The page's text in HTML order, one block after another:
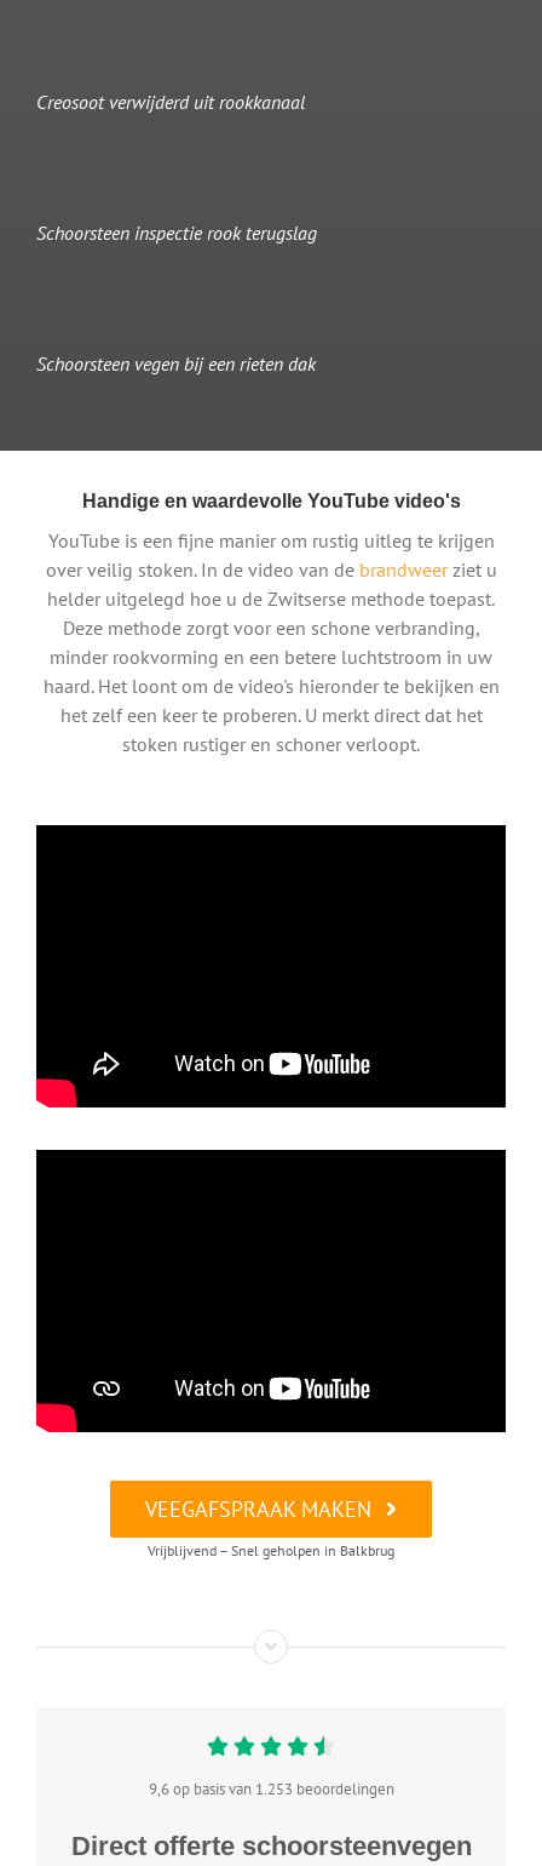
Creosoot verwijderd uit rookkanaal
Schoorsteen inspectie rook terugslag
Schoorsteen vegen bij een rieten dak
Handige en waardevolle YouTube video's
YouTube is een fijne manier om rustig uitleg te krijgen
over veilig stoken. In de video van de brandweerziet u
helder uitgelegd hoe u de Zwitserse methode toepast.
Deze methode zorgt voor een schone verbranding,
minder rookvorming en een betere luchtstroom in uw
haard. Het loont om de video's hieronder te bekijken en
het zelf een keer te proberen. U merkt direct dat het
stoken rustiger en schoner verloopt.
VEEGAFSPRAAK MAKEN
Vrijblijvend – Snel geholpen in Balkbrug
9,6 op basis van 1.253 beoordelingen
Direct offerte schoorsteenvegen